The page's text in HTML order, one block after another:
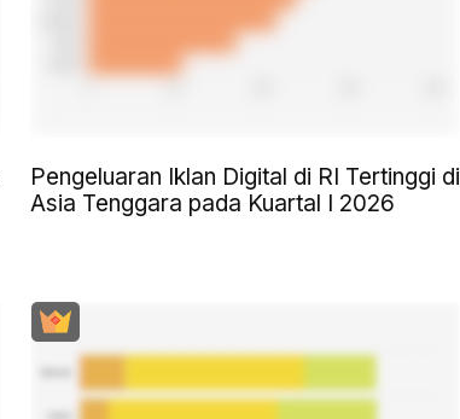
Pengeluaran Iklan Digital di RI Tertinggi di
Asia Tenggara pada Kuartal I 2026